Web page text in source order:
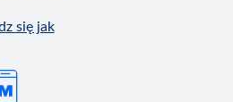
się jak